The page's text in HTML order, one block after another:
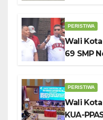
PERISTIWA
Wali
69 SMP
PERISTIWA
Wali
KUA-